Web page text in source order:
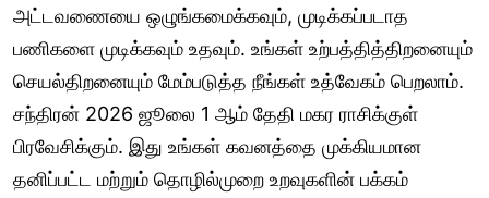
அட்டவணையை ஒழுங்கமைக்கவும், முடிக்கப்படாத
பணிகளை முடிக்கவும் உதவும். உங்கள் உற்பத்தித்திறனையும்
செயல்திறனையும் மேம்படுத்த நீங்கள் உத்வேகம் பெறலாம்.
சந்திரன் 2026 ஜூலை 1 ஆம் தேதி மகர ராசிக்குள்
பிரவேசிக்கும். இது உங்கள் கவனத்தை முக்கியமான
தனிப்பட்ட மற்றும் தொழில்முறை உறவுகளின் பக்கம்